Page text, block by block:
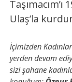
Taşımacım’ı
Ulaş’la
İçimizden
yerden devam
sizi şahane